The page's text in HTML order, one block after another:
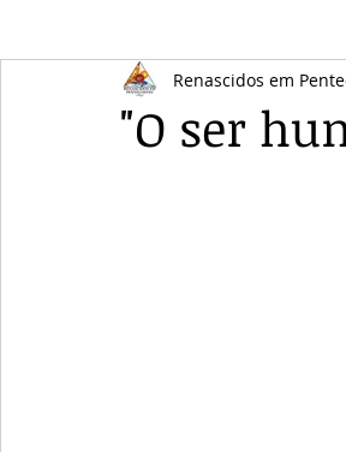
Pentecostes Galeria
"O ser
Renascidos em